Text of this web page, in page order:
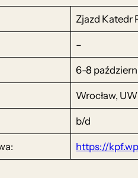
Zjazd Katedr
–
6-8
Wrocław, UW
b/d
https://